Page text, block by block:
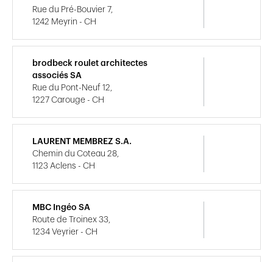
Rue du Pré-Bouvier 7,
1242 Meyrin - CH
brodbeck roulet architectes
associés SA
Rue du Pont-Neuf 12,
1227 Carouge - CH
LAURENT MEMBREZ S.A.
Chemin du Coteau 28,
1123 Aclens - CH
MBC Ingéo SA
Route de Troinex 33,
1234 Veyrier - CH